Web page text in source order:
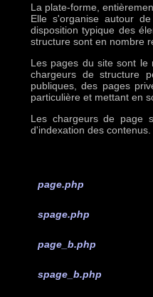
La plate-forme,
Elle s'organise autour
disposition typique des
structure sont en nombre
Les pages du site sont le
chargeurs de structure
publiques, des pages
particulière et mettant en
Les chargeurs de page
d'indexation des contenus.
page.php
spage.php
page_b.php
spage_b.php